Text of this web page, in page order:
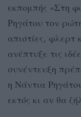
εκπομπής «Στη
Ρηγάτου τον
απιστίες, φλερτ
ανέπτυξε τις
συνέντευξη
η Νάντια
εκτός κι αν θα